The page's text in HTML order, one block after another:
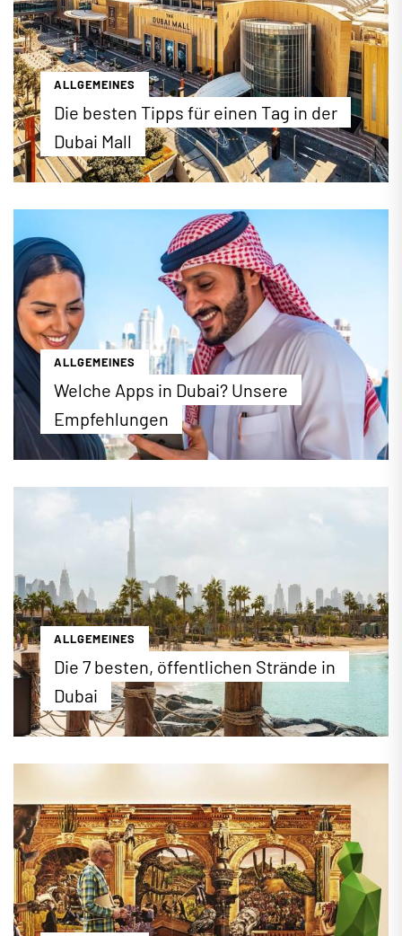
Superlative lernen Sie nicht nur berühmte
Sehenswürdigkeiten, sondern auch etliche
Geheimtipps kennen, die den Besuch des neuen
Stadtzentrums so einzigartig machen.
ALLGEMEINES
Die besten Tipps für einen Tag in der
Dubai Mall
1,1 Millionen Quadratmeter, über 1300 Geschäfte,
vier Etagen und über 220 Juweliere – die Zahlen
und Fakten der Dubai Mall sind schlicht und
ergreifend rekordverdächtig. Wer die Dubai Mall
ausgiebig kennenlernen möchte, sollte am besten
einen ganzen Tag einplanen, um die bunte Auswahl
an Aktivitäten voll auskosten zu können.
...mehr erfahren
ALLGEMEINES
Welche Apps in Dubai? Unsere
Empfehlungen
Die richtigen Apps machen jeden Urlaub einfacher.
Blick aufs Smartphone. Viele praktische Apps, die
Sie in Deutschland verwenden […]
...mehr erfahren
ALLGEMEINES
Die 7 besten, öffentlichen Strände in
Dubai
Auf einer Küstenlänge von mehr als 60 Kilometern
für einen rundum erholsamen Strandurlaub zu
bieten. Neben den privaten Hotelstränden gibt es
in Dubai auch viele öffentliche Strandbereiche, die
bestens ausgestattet sind und Besucher mit tollen
sportlichen und gastronomischen Angeboten
anlocken.
...mehr erfahren